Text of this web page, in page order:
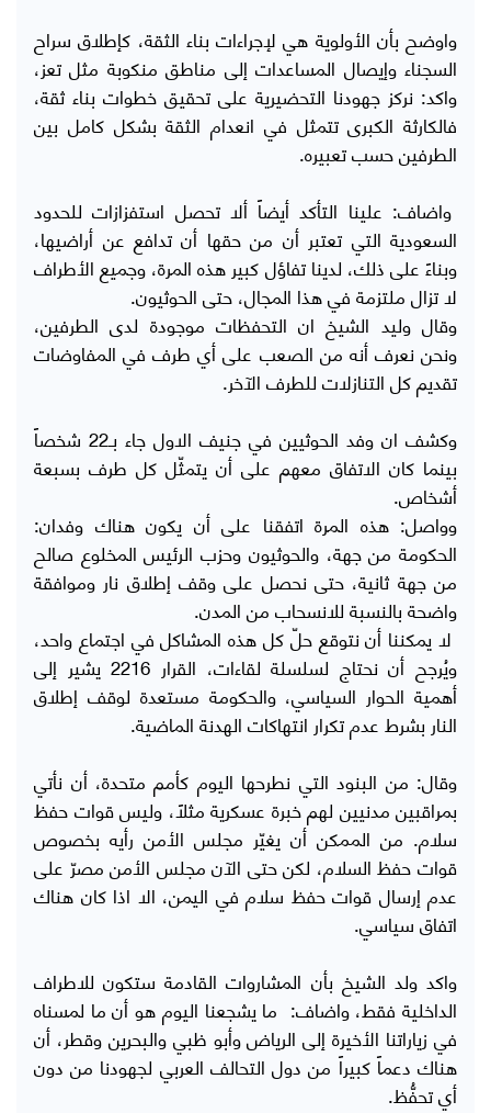
واوضح بأن الأولوية هي لإجراءات بناء الثقة، كإطلاق سراح
السجناء وإيصال المساعدات إلى مناطق منكوبة مثل تعز،
واكد: نركز جهودنا التحضيرية على تحقيق خطوات بناء ثقة،
فالكارثة الكبرى تتمثل في انعدام الثقة بشكل كامل بين
الطرفين حسب تعبيره.
واضاف: علينا التأكد أيضاً ألا تحصل استفزازات للحدود
السعودية التي تعتبر أن من حقها أن تدافع عن أراضيها،
وبناءً على ذلك، لدينا تفاؤل كبير هذه المرة، وجميع الأطراف
لا تزال ملتزمة في هذا المجال، حتى الحوثيون.
وقال وليد الشيخ ان التحفظات موجودة لدى الطرفين،
ونحن نعرف أنه من الصعب على أي طرف في المفاوضات
تقديم كل التنازلات للطرف الآخر.
وكشف ان وفد الحوثيين في جنيف الاول جاء بـ22 شخصاً
بينما كان الاتفاق معهم على أن يتمثّل كل طرف بسبعة
أشخاص.
وواصل: هذه المرة اتفقنا على أن يكون هناك وفدان:
الحكومة من جهة، والحوثيون وحزب الرئيس المخلوع صالح
من جهة ثانية، حتى نحصل على وقف إطلاق نار وموافقة
واضحة بالنسبة للانسحاب من المدن.
لا يمكننا أن نتوقع حلّ كل هذه المشاكل في اجتماع واحد،
ويُرجح أن نحتاج لسلسلة لقاءات، القرار 2216 يشير إلى
أهمية الحوار السياسي، والحكومة مستعدة لوقف إطلاق
النار بشرط عدم تكرار انتهاكات الهدنة الماضية.
وقال: من البنود التي نطرحها اليوم كأمم متحدة، أن نأتي
بمراقبين مدنيين لهم خبرة عسكرية مثلاً، وليس قوات حفظ
سلام. من الممكن أن يغيّر مجلس الأمن رأيه بخصوص
قوات حفظ السلام، لكن حتى الآن مجلس الأمن مصرّ على
عدم إرسال قوات حفظ سلام في اليمن، الا اذا كان هناك
اتفاق سياسي.
واكد ولد الشيخ بأن المشاروات القادمة ستكون للاطراف
الداخلية فقط، واضاف: ما يشجعنا اليوم هو أن ما لمسناه
في زياراتنا الأخيرة إلى الرياض وأبو ظبي والبحرين وقطر، أن
هناك دعماً كبيراً من دول التحالف العربي لجهودنا من دون
أي تحفُّظ.